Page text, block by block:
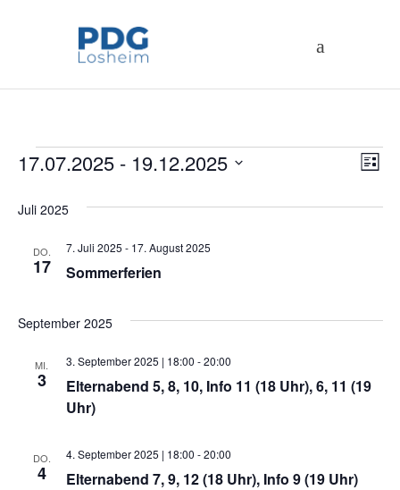
VeranstaltungenListe
17.07.2025 - 19.12.2025
wählen.
Juli 2025
DO.
17 Sommerferien
7. Juli 2025 - 17. August 2025
September 2025
MI.
3
Elternabend 5, 8, 10, Info 11 (18 Uhr), 6, 11 (19
Uhr)
3. September 2025 | 18:00 -20:00
DO.
4 Elternabend 7, 9, 12 (18 Uhr), Info 9 (19 Uhr)
4. September 2025 | 18:00 -20:00